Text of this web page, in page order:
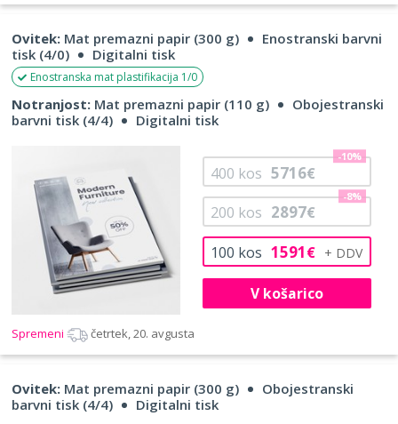
Ovitek: Mat premazni papir (300 g)
Enostranski barvni
tisk (4/0)
Digitalni tisk
Enostranska mat plastifikacija 1/0
Notranjost: Mat premazni papir (110 g)
Obojestranski
barvni tisk (4/4)
Digitalni tisk
100 kos 1591€
200 kos 2897€
-8%
400 kos 5716€
-10%
V košarico
Spremeni četrtek, 20. avgusta
Ovitek: Mat premazni papir (300 g)
Obojestranski
barvni tisk (4/4)
Digitalni tisk